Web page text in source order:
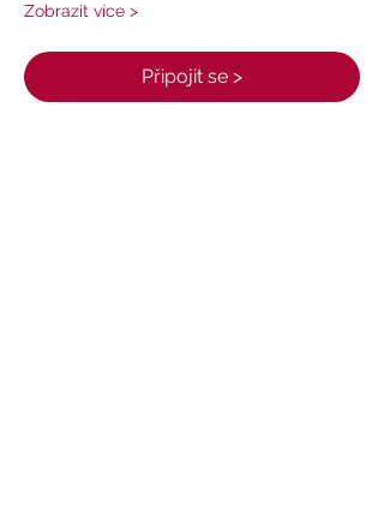
Zobrazit více >
Připojit se >